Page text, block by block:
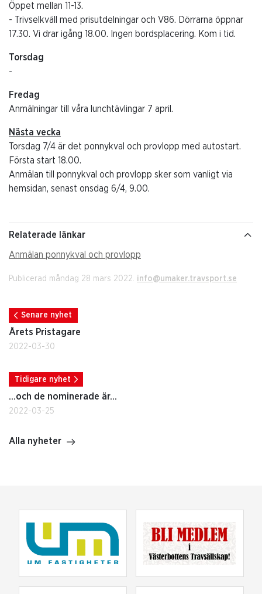
Öppet mellan 11-13.
- Trivselkväll med prisutdelningar och V86. Dörrarna öppnar
17.30. Vi drar igång 18.00. Ingen bordsplacering. Kom i tid.
Torsdag
-
Fredag
Anmälningar till våra lunchtävlingar 7 april.
Nästa vecka
Torsdag 7/4 är det ponnykval och provlopp med autostart.
Första start 18.00.
Anmälan till ponnykval och provlopp sker som vanligt via
hemsidan, senast onsdag 6/4, 9.00.
Relaterade länkar
Anmälan ponnykval och provlopp
Publicerad måndag 28 mars 2022. info@umaker.travsport.se
Senare nyhet
Årets Pristagare
2022-03-30
Tidigare nyhet
...och de nominerade är...
2022-03-25
Alla nyheter